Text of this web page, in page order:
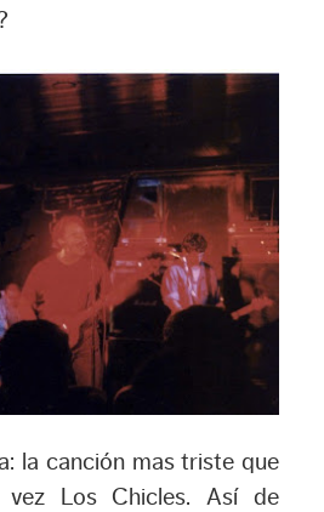
: la canción mas triste que
vez Los Chicles. Así de